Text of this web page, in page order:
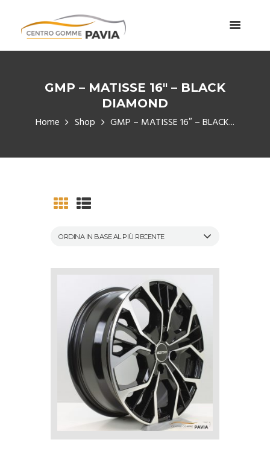
GMP – MATISSE 16″ – BLACK
DIAMOND
Home Shop GMP – MATISSE 16″ – BLACK...